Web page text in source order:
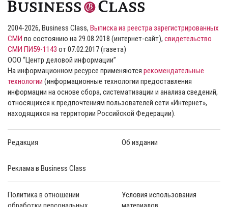
2004-2026, Business Class, Выписка из реестра зарегистрированных
СМИ по состоянию на 29.08.2018 (интернет-сайт), свидетельство
СМИ ПИ59-1143 от 07.02.2017 (газета)
ООО “Центр деловой информации”
На информационном ресурсе применяются рекомендательные
технологии (информационные технологии предоставления
информации на основе сбора, систематизации и анализа сведений,
относящихся к предпочтениям пользователей сети «Интернет»,
находящихся на территории Российской Федерации).
Редакция Об издании
Реклама в Business Class
Политика в отношении
Условия использования